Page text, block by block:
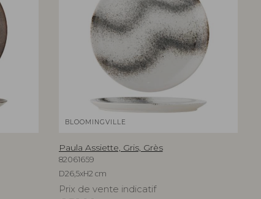
BLOOMINGVILLE
Paula Assiette, Gris, Grès
82061659
D26,5xH2 cm
Prix de vente indicatif